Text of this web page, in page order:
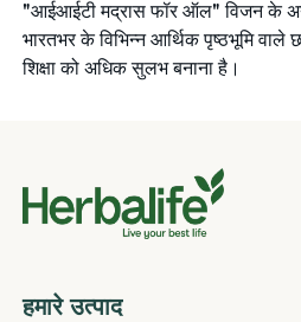
"आईआईटी मद्रास फॉर ऑल" विजन के
भारतभर के विभिन्न आर्थिक पृष्ठभूमि वाले
शिक्षा को अधिक सुलभ बनाना है।
हमारे उत्पाद